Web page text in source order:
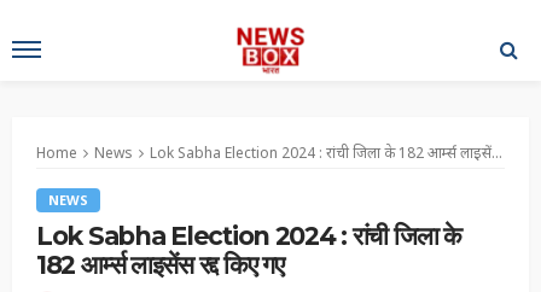
Home News Lok Sabha Election 2024 : रांची जिला के 182 आर्म्स लाइसेंस रद्द किए गए
NEWS
Lok Sabha Election 2024 : रांची जिला के
182 आर्म्स लाइसेंस रद्द किए गए